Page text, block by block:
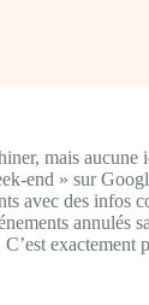
mais aucune
end » sur
avec des infos
annulés
exactement